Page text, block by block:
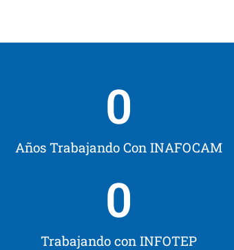
Años Trabajando Con INAFOCAM
0
Trabajando con INFOTEP
0